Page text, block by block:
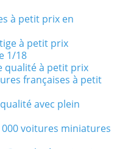
à petit prix en
à petit prix
1/18
qualité à petit prix
françaises à petit
avec plein
voitures miniatures